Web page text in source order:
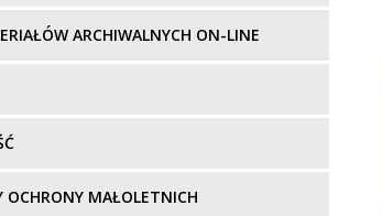
ARCHIWALNYCH ON-LINE
OCHRONY MAŁOLETNICH